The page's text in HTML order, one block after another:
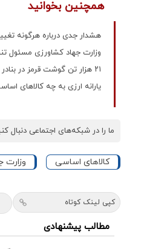
همچنین بخوانید
هشدار جدی درباره هرگونه
وزارت جهاد کشاورزی مسئول
۲۱ هزار تن گوشت قرمز در بنادر جنوبی منتظر انتقال پول
یارانه ارزی به چه کالاهای اساسی تعلق خواهد
ما را در شبکه‌های اجتماعی دنبال
کالاهای اساسی وزارت
کپی لینک کوتاه
مطالب پیشنهادی